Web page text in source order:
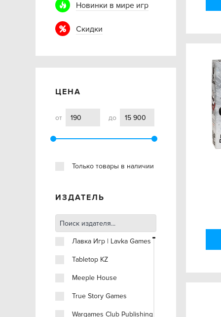
Новинки в мире игр
Скидки
ЦЕНА
от до
Только товары в наличии
ИЗДАТЕЛЬ
Лавка Игр | Lavka Games
Tabletop KZ
Meeple House
True Story Games
Wargames Club Publishing